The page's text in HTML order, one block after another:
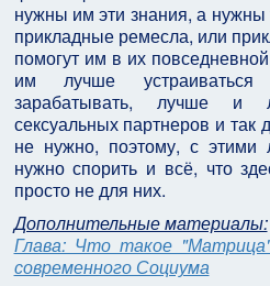
нужны им эти знания, а нужны
прикладные ремесла, или
помогут им в их
им лучше
зарабатывать, лучше и
сексуальных партнеров и так
не нужно, поэтому, с
нужно спорить и всё, что
просто не для них.
Дополнительные материалы:
Глава: Что такое
современного Социума